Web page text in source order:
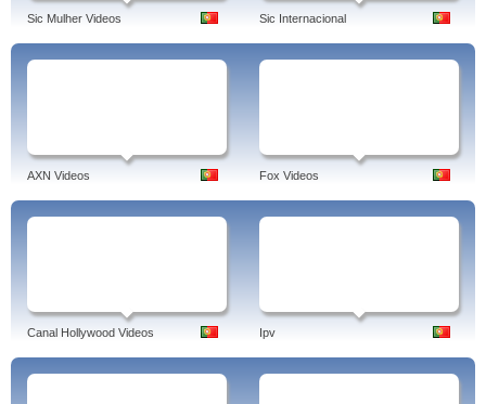
Sic Mulher Videos Sic Internacional
AXN Videos Fox Videos
Canal Hollywood Videos Ipv